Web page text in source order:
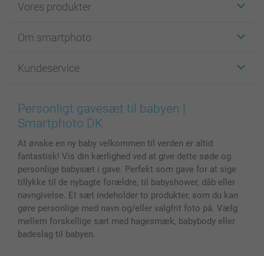
Vores produkter
Fotokort
Fotobøger
Billeder, Plakater & Fotohæfter
Cover til mobil & tablet
Fotokalender & Kalenderbog
Fotorammer & Tilbehør
Alle fotoprodukter
Om smartphoto
For affiliate
Cookie Policy
Sitemap
Investor Relations
Kundeservice
100% tilfredshedsgaranti
smartbonus
Status for ordrer
Personligt gavesæt til babyen |
Smartphoto DK
At ønske en ny baby velkommen til verden er altid
fantastisk! Vis din kærlighed ved at give dette søde og
personlige babysæt i gave. Perfekt som gave for at sige
tillykke til de nybagte forældre, til babyshower, dåb eller
navngivelse. Et sæt indeholder to produkter, som du kan
gøre personlige med navn og/eller valgfrit foto på. Vælg
mellem forskellige sæt med hagesmæk, babybody eller
badeslag til babyen.